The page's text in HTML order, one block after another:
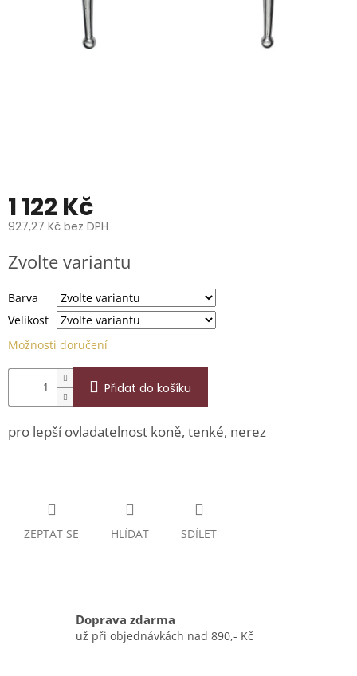
1 122 Kč
927,27 Kč bez DPH
cena:
Zvolte variantu
Barva
Velikost
Možnosti doručení
Přidat do košíku
pro lepší ovladatelnost koně, tenké, nerez
ZEPTAT SE HLÍDAT SDÍLET
Doprava zdarma
už při objednávkách nad 890,- Kč